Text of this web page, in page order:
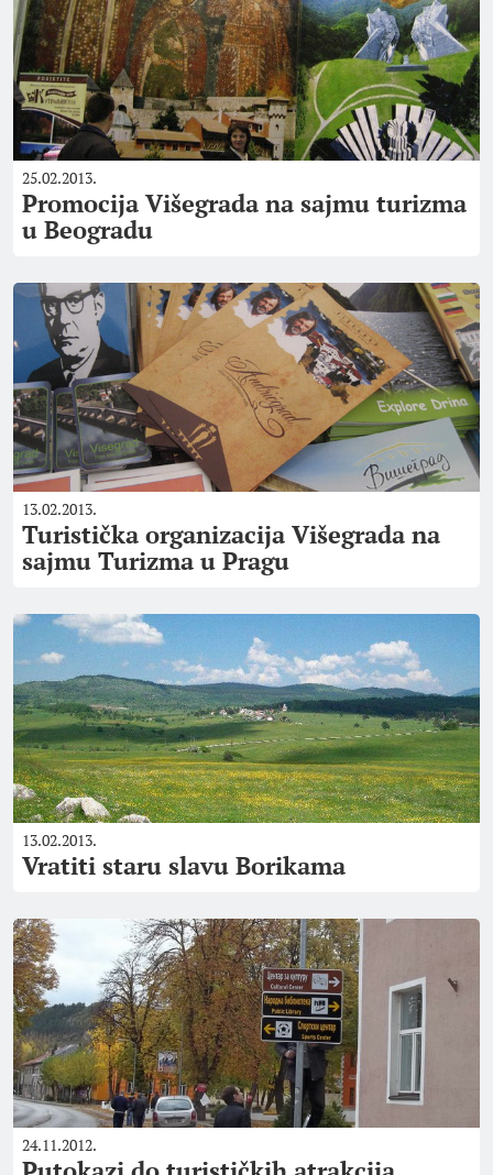
25.02.2013.
Promocija Višegrada na sajmu turizma
u Beogradu
13.02.2013.
Turistička organizacija Višegrada na
sajmu Turizma u Pragu
13.02.2013.
Vratiti staru slavu Borikama
24.11.2012.